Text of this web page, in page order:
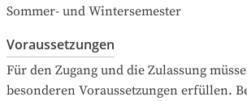
Sommer- und Wintersemester
Voraussetzungen
Für den Zugang und die Zulassung
besonderen Voraussetzungen erfüllen.